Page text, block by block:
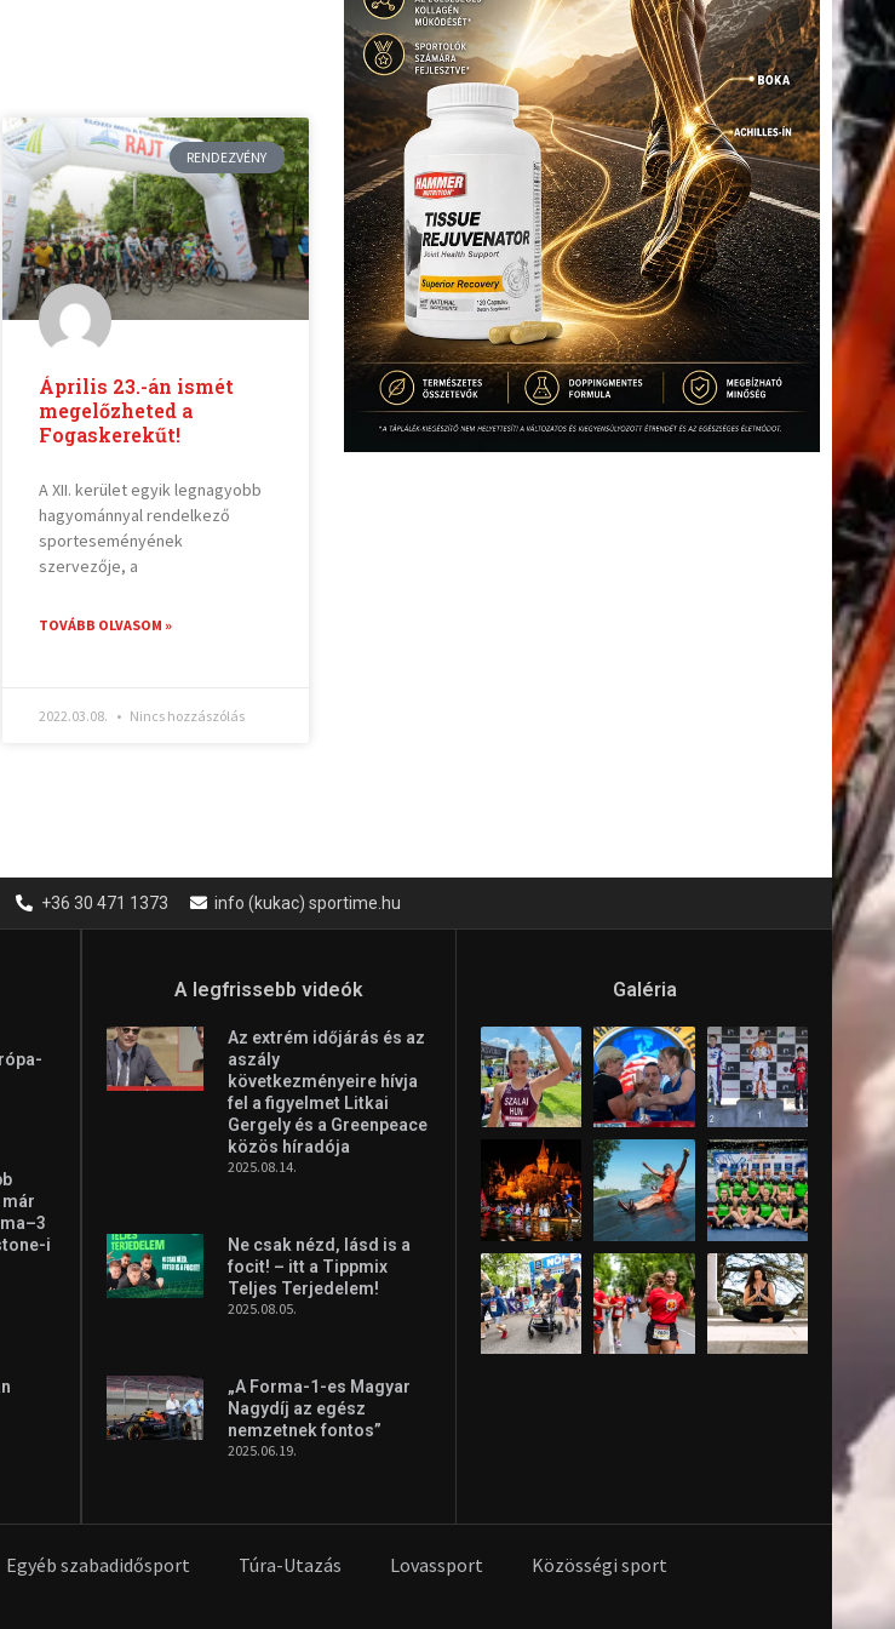
RENDEZVÉNY
Április 23.-án ismét
megelőzheted a
Fogaskerekűt!
A XII. kerület egyik legnagyobb
hagyománnyal rendelkező
sporteseményének
szervezője, a
TOVÁBB OLVASOM »
2022.03.08. Nincs hozzászólás
Hirdetés
info (kukac) sportime.hu
Az extrém időjárás és az
aszály
következményeire hívja
fel a figyelmet Litkai
Ne csak nézd, lásd is a
Galéria